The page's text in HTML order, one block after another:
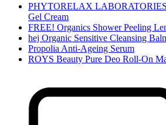
PHYTORELAX
Gel Cream
FREE! Organics Shower Peeling
hej Organic Sensitive Cleansing
Propolia Anti-Ageing Serum
ROYS Beauty Pure Deo Roll-On